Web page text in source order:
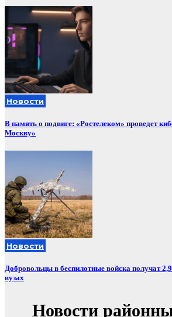
Новости
В память о подвиге: «Ростелеком» проведет
Москву»
Новости
Добровольцы в беспилотные войска получат
вузах